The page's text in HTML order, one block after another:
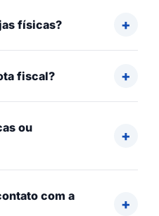
físicas?
fiscal?
ou
com a